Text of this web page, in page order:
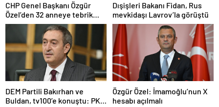
CHP Genel Başkanı Özgür
Özel’den 32 anneye tebrik
telefonu
Dışişleri Bakanı Fidan, Rus
mevkidaşı Lavrov’la görüştü
DEM Partili Bakırhan ve
Buldan, tv100’e konuştu: PKK
Özgür Özel: İmamoğlu’nun X
hesabı açılmalı